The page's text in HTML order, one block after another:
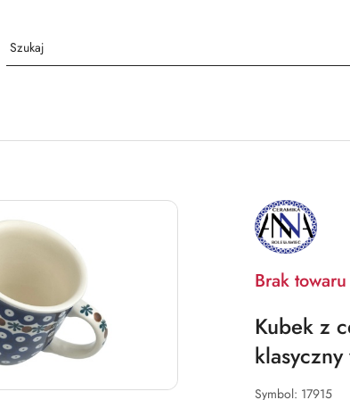
NAZWA
PRODUCENTA:
BOLESŁAWIEC
ANNA
Brak towaru
Kubek z
Symbol: 17915